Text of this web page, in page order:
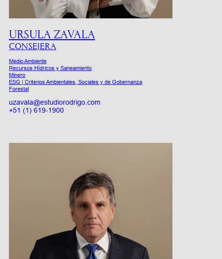
URSULA ZAVALA
CONSEJERA
Medio Ambiente
Recursos Hídricos y Saneamiento
Minero
ESG | Criterios Ambientales, Sociales y de Gobernanza
Forestal
uzavala@estudiorodrigo.com
+51 (1) 619-1900